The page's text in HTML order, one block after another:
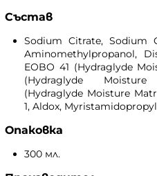
Състав
Sodium Citrate, Sodium
Aminomethylpropanol,
EOBO 41 (Hydraglyde
(Hydraglyde
(Hydraglyde Moisture
1, Aldox,
Опаковка
300 мл.